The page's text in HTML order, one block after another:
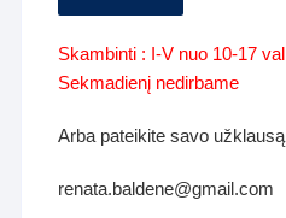
Skambinti : I-V nuo 10-17
Sekmadienį nedirbame
Arba pateikite savo užklausą
renata.baldene@gmail.com